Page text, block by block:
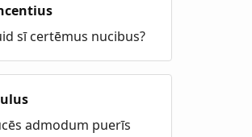
sī certēmus nucibus?
admodum puerīs